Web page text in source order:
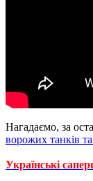
Нагадаємо, за
ворожих танків
Українські